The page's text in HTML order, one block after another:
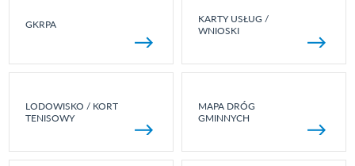
GKRPA
KARTY USŁUG /
WNIOSKI
LODOWISKO / KORT
TENISOWY
MAPA DRÓG
GMINNYCH